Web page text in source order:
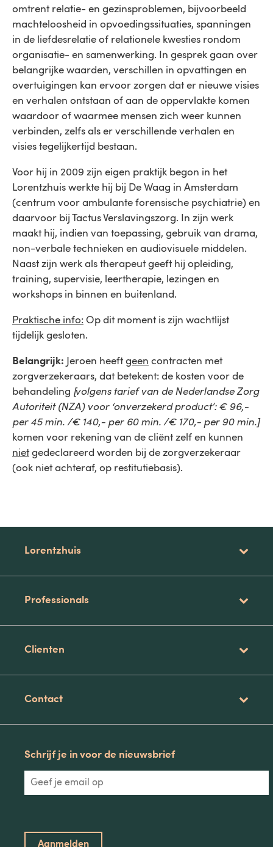
omtrent relatie- en gezinsproblemen, bijvoorbeeld
machteloosheid in opvoedingssituaties, spanningen
in de liefdesrelatie of relationele kwesties rondom
organisatie- en samenwerking. In gesprek gaan over
belangrijke waarden, verschillen in opvattingen en
overtuigingen kan ervoor zorgen dat er nieuwe visies
en verhalen ontstaan of aan de oppervlakte komen
waardoor of waarmee mensen zich weer kunnen
verbinden, zelfs als er verschillende verhalen en
visies tegelijkertijd bestaan.
Voor hij in 2009 zijn eigen praktijk begon in het
Lorentzhuis werkte hij bij De Waag in Amsterdam
(centrum voor ambulante forensische psychiatrie) en
daarvoor bij Tactus Verslavingszorg. In zijn werk
maakt hij, indien van toepassing, gebruik van drama,
non-verbale technieken en audiovisuele middelen.
Naast zijn werk als therapeut geeft hij opleiding,
training, supervisie, leertherapie, lezingen en
workshops in binnen en buitenland.
Praktische info: Op dit moment is zijn wachtlijst
tijdelijk gesloten.
Belangrijk: Jeroen heeft geen contracten met
zorgverzekeraars, dat betekent: de kosten voor de
behandeling [volgens tarief van de Nederlandse Zorg
Autoriteit (NZA) voor ‘onverzekerd product’: € 96,-
per 45 min. /€ 140,- per 60 min. /€ 170,- per 90 min.]
komen voor rekening van de cliënt zelf en kunnen
niet gedeclareerd worden bij de zorgverzekeraar
(ook niet achteraf, op restitutiebasis).
Lorentzhuis
Professionals
Clienten
Contact
Schrijf je in voor de nieuwsbrief